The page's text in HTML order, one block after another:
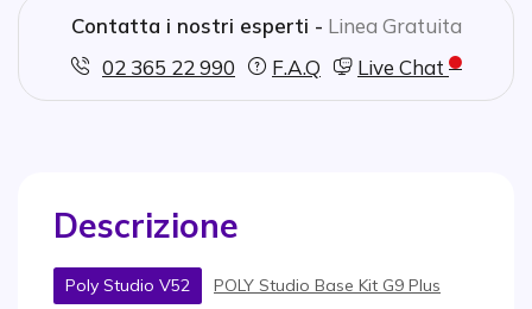
Contatta i nostri esperti - Linea Gratuita
02 365 22 990
F.A.Q Live Chat
Descrizione
Poly Studio V52
POLY Studio Base Kit G9 Plus